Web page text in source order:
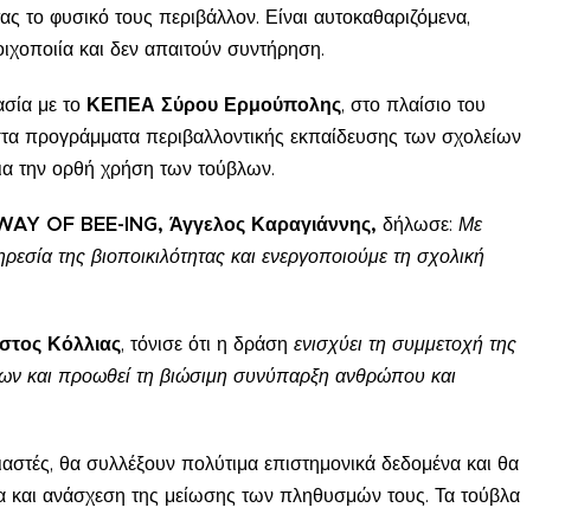
το φυσικό τους περιβάλλον. Είναι αυτοκαθαριζόμενα,
και δεν απαιτούν συντήρηση.
με το ΚΕΠΕΑ Σύρου Ερμούπολης, στο πλαίσιο του
προγράμματα περιβαλλοντικής εκπαίδευσης των σχολείων
την ορθή χρήση των τούβλων.
OF BEE-ING, Άγγελος Καραγιάννης, δήλωσε: Με
της βιοποικιλότητας και ενεργοποιούμε τη σχολική
Κόλλιας, τόνισε ότι η δράση ενισχύει τη συμμετοχή της
και προωθεί τη βιώσιμη συνύπαρξη ανθρώπου και
θα συλλέξουν πολύτιμα επιστημονικά δεδομένα και θα
και ανάσχεση της μείωσης των πληθυσμών τους. Τα τούβλα